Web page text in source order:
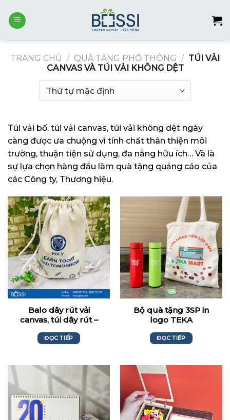
content
TRANG CHỦ / QUÀ TẶNG PHỔ THÔNG / TÚI VẢI
CANVAS VÀ TÚI VẢI KHÔNG DỆT
Túi vải bố, túi vải canvas, túi vải không dệt ngày
càng được ưa chuộng vì tính chất thân thiện môi
trường, thuận tiện sử dụng, đa năng hữu ích… Và là
sự lựa chọn hàng đầu làm quà tặng quảng cáo của
các Công ty, Thương hiệu.
Balo dây rút vải
canvas, túi dây rút –
ĐỌC TIẾP
Bộ quà tặng 3SP in
logo TEKA
ĐỌC TIẾP